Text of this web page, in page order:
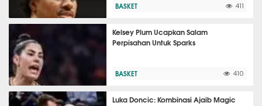
BASKET 411
Kelsey Plum Ucapkan Salam
Perpisahan Untuk Sparks
BASKET 410
Luka Doncic: Kombinasi Ajaib Magic